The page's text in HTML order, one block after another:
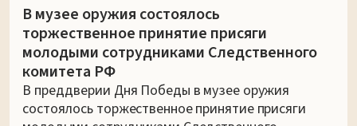
В музее оружия состоялось
торжественное принятие присяги
молодыми сотрудниками Следственного
комитета РФ
В преддверии Дня Победы в музее оружия
состоялось торжественное принятие присяги